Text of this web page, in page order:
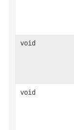
void
void